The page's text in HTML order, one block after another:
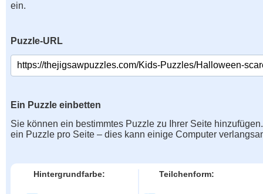
ein.
Puzzle-URL
Ein Puzzle einbetten
Sie können ein bestimmtes Puzzle zu Ihrer Seite
ein Puzzle pro Seite – dies kann einige Computer
Hintergrundfarbe: Teilchenform: